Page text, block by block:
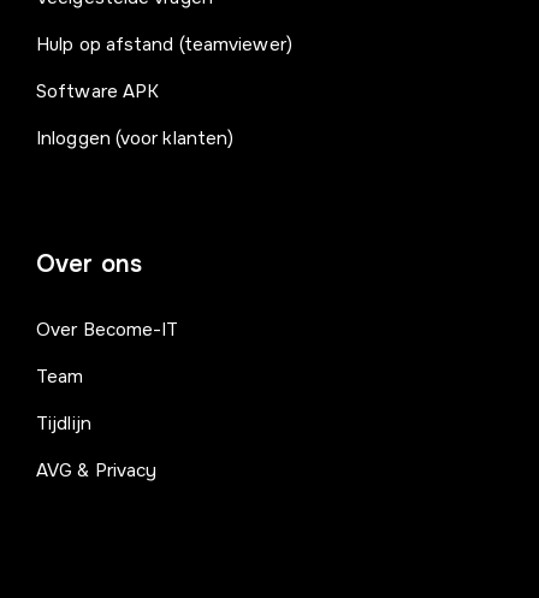
Hulp op afstand (teamviewer)
Software APK
Inloggen (voor klanten)
Over ons
Over Become-IT
Team
Tijdlijn
AVG & Privacy